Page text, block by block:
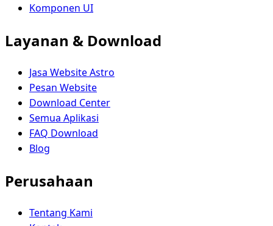
Komponen UI
Layanan & Download
Jasa Website Astro
Pesan Website
Download Center
Semua Aplikasi
FAQ Download
Blog
Perusahaan
Tentang Kami